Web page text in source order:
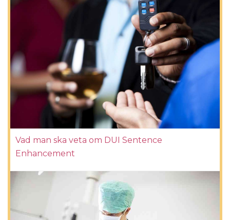
Vad man ska veta om DUI Sentence
Enhancement